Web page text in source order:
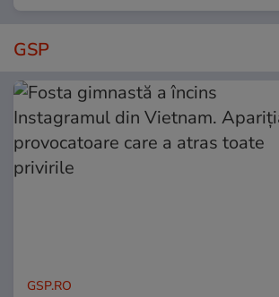
GSP
GSP.RO